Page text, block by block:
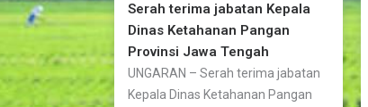
Serah terima jabatan Kepala
Dinas Ketahanan Pangan
Provinsi Jawa Tengah
UNGARAN – Serah terima jabatan
Kepala Dinas Ketahanan Pangan